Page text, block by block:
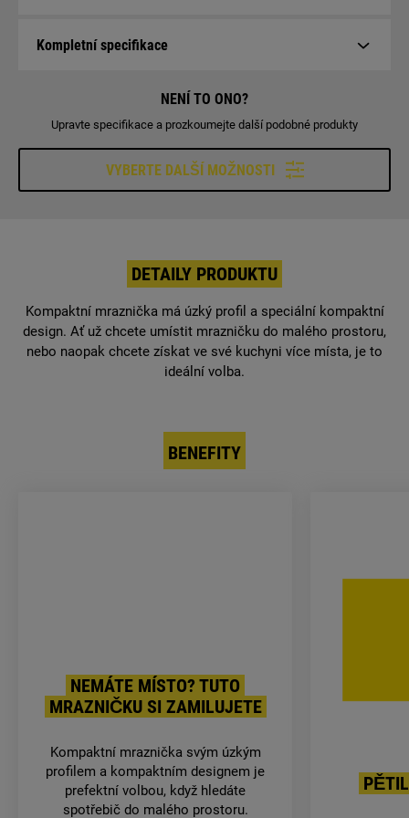
Kompletní specifikace
NENÍ TO ONO?
Upravte specifikace a prozkoumejte další podobné produkty
VYBERTE DALŠÍ MOŽNOSTI
DETAILY PRODUKTU
Kompaktní mraznička má úzký profil a speciální kompaktní
design. Ať už chcete umístit mrazničku do malého prostoru,
nebo naopak chcete získat ve své kuchyni více místa, je to
ideální volba.
BENEFITY
NEMÁTE MÍSTO? TUTO
MRAZNIČKU SI ZAMILUJETE
Kompaktní mraznička svým úzkým
profilem a kompaktním designem je
prefektní volbou, když hledáte
spotřebič do malého prostoru.